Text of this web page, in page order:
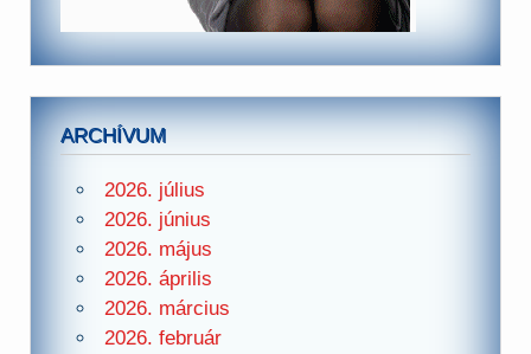
ARCHÍVUM
2026. július
2026. június
2026. május
2026. április
2026. március
2026. február